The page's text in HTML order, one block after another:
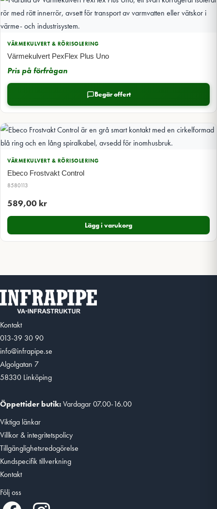
VÄRMEKULVERT & RÖRISOLERING
Värmekulvert PexFlex Plus Uno
Pris på förfrågan
Begär offert
VÄRMEKULVERT & RÖRISOLERING
Ebeco Frostvakt Control
8580113
589,00 kr
Lägg i varukorg
Kontakt
013-39 30 90
info@infrapipe.se
Algolgatan 7
58330 Linköping
Öppettider butik:Vardagar 07.00-16.00
Viktiga länkar
Villkor & integritetspolicy
Tillgänglighetsredogörelse
Kundspecifik tillverkning
Kontakt
Följ oss